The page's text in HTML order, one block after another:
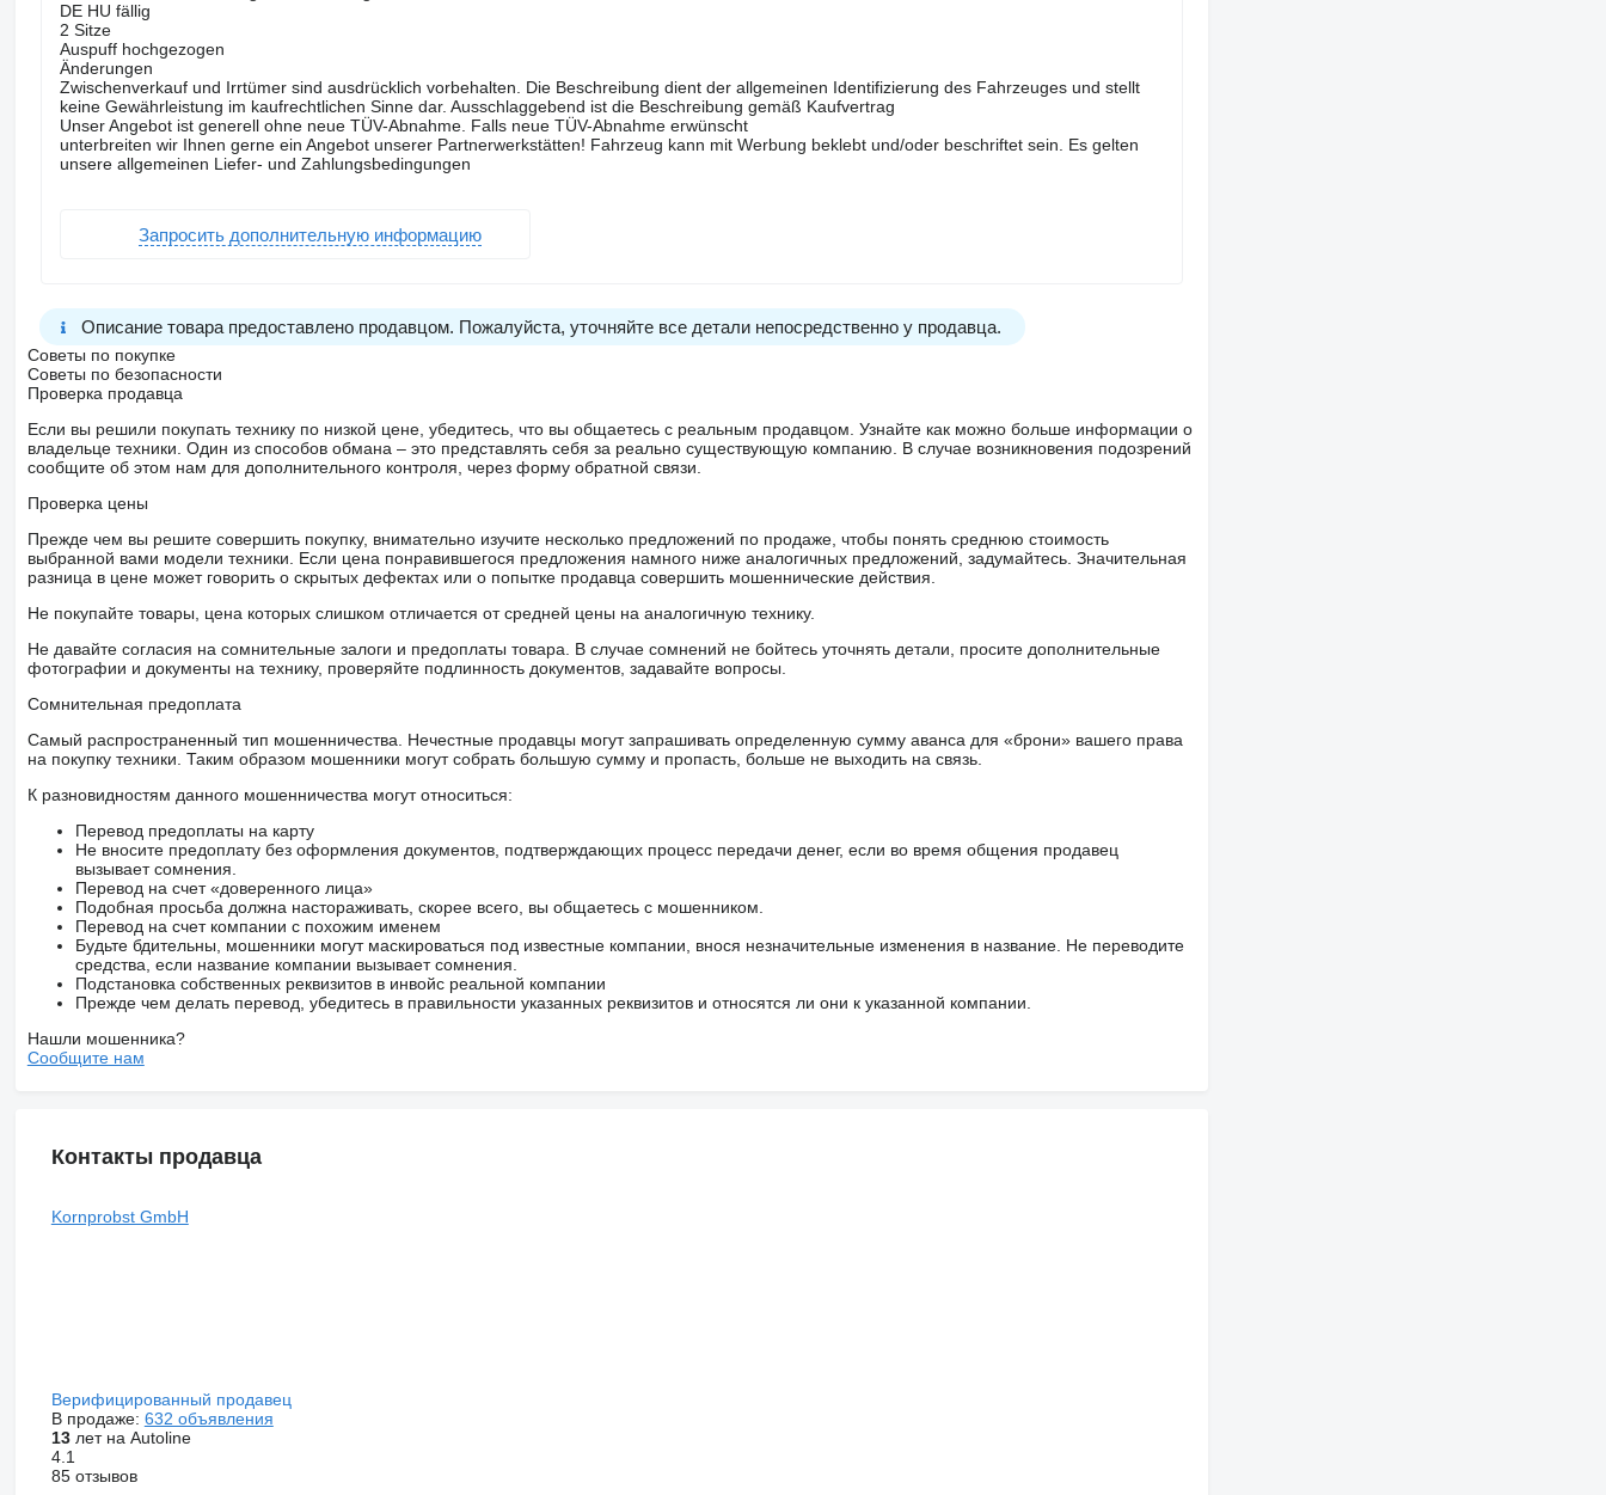
DE HU fällig
2 Sitze
Auspuff hochgezogen
Änderungen
Zwischenverkauf und Irrtümer sind ausdrücklich vorbehalten. Die Beschreibung dient der allgemeinen Identifizierung des Fahrzeuges und stellt
keine Gewährleistung im kaufrechtlichen Sinne dar. Ausschlaggebend ist die Beschreibung gemäß Kaufvertrag
Unser Angebot ist generell ohne neue TÜV-Abnahme. Falls neue TÜV-Abnahme erwünscht
unterbreiten wir Ihnen gerne ein Angebot unserer Partnerwerkstätten! Fahrzeug kann mit Werbung beklebt und/oder beschriftet sein. Es gelten
unsere allgemeinen Liefer- und Zahlungsbedingungen
Запросить дополнительную информацию
Описание товара предоставлено продавцом. Пожалуйста, уточняйте все детали непосредственно у продавца.
Советы по покупке
Советы по безопасности
Проверка продавца
Если вы решили покупать технику по низкой цене, убедитесь, что вы общаетесь с реальным продавцом. Узнайте как можно больше информации о
владельце техники. Один из способов обмана – это представлять себя за реально существующую компанию. В случае возникновения подозрений
сообщите об этом нам для дополнительного контроля, через форму обратной связи.
Проверка цены
Прежде чем вы решите совершить покупку, внимательно изучите несколько предложений по продаже, чтобы понять среднюю стоимость
выбранной вами модели техники. Если цена понравившегося предложения намного ниже аналогичных предложений, задумайтесь. Значительная
разница в цене может говорить о скрытых дефектах или о попытке продавца совершить мошеннические действия.
Не покупайте товары, цена которых слишком отличается от средней цены на аналогичную технику.
Не давайте согласия на сомнительные залоги и предоплаты товара. В случае сомнений не бойтесь уточнять детали, просите дополнительные
фотографии и документы на технику, проверяйте подлинность документов, задавайте вопросы.
Сомнительная предоплата
Самый распространенный тип мошенничества. Нечестные продавцы могут запрашивать определенную сумму аванса для «брони» вашего права
на покупку техники. Таким образом мошенники могут собрать большую сумму и пропасть, больше не выходить на связь.
К разновидностям данного мошенничества могут относиться:
Перевод предоплаты на карту
Не вносите предоплату без оформления документов, подтверждающих процесс передачи денег, если во время общения продавец
вызывает сомнения.
Перевод на счет «доверенного лица»
Подобная просьба должна настораживать, скорее всего, вы общаетесь с мошенником.
Перевод на счет компании с похожим именем
Будьте бдительны, мошенники могут маскироваться под известные компании, внося незначительные изменения в название. Не переводите
средства, если название компании вызывает сомнения.
Подстановка собственных реквизитов в инвойс реальной компании
Прежде чем делать перевод, убедитесь в правильности указанных реквизитов и относятся ли они к указанной компании.
Нашли мошенника?
Сообщите нам
Контакты продавца
Kornprobst GmbH
Верифицированный продавец
В продаже: 632 объявления
13лет на Autoline
4.1
85 отзывов